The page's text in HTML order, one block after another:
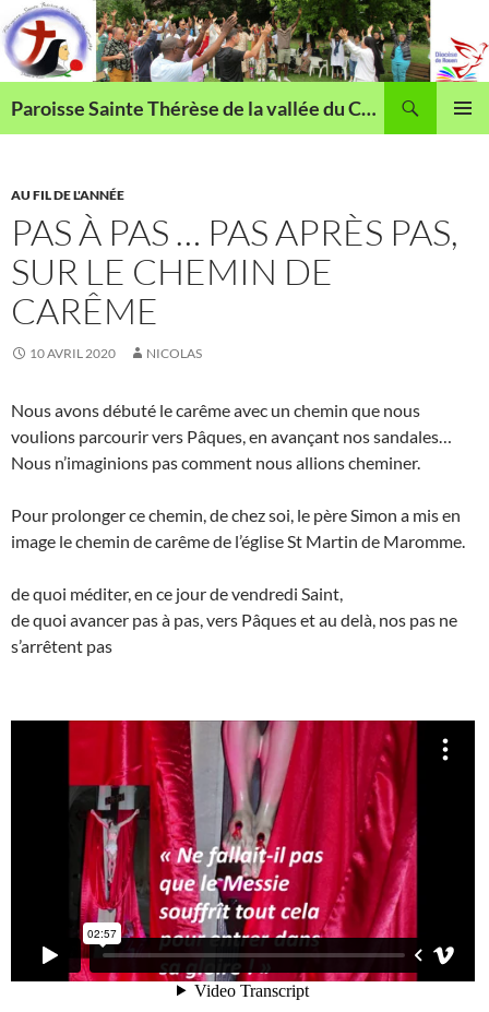
Aller
au
contenu
Paroisse Sainte Thérèse de la vallée du Cailly
AU FIL DE L'ANNÉE
PAS À PAS … PAS APRÈS PAS,
SUR LE CHEMIN DE
CARÊME
10 AVRIL 2020 NICOLAS
Nous avons débuté le carême avec un chemin que nous
voulions parcourir vers Pâques, en avançant nos sandales…
Nous n’imaginions pas comment nous allions cheminer.
Pour prolonger ce chemin, de chez soi, le père Simon a mis en
image le chemin de carême de l’église St Martin de Maromme.
de quoi méditer, en ce jour de vendredi Saint,
de quoi avancer pas à pas, vers Pâques et au delà, nos pas ne
s’arrêtent pas